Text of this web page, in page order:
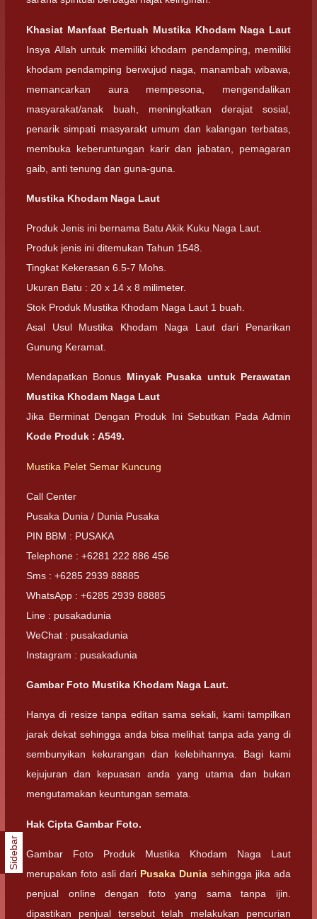
Khasiat Manfaat Bertuah Mustika Khodam Naga Laut
Insya Allah untuk memiliki khodam pendamping, memiliki
khodam pendamping berwujud naga, manambah wibawa,
memancarkan aura mempesona, mengendalikan
masyarakat/anak buah, meningkatkan derajat sosial,
penarik simpati masyarakt umum dan kalangan terbatas,
membuka keberuntungan karir dan jabatan, pemagaran
gaib, anti tenung dan guna-guna.
Mustika Khodam Naga Laut
Produk Jenis ini bernama Batu Akik Kuku Naga Laut.
Produk jenis ini ditemukan Tahun 1548.
Tingkat Kekerasan 6.5-7 Mohs.
Ukuran Batu : 20 x 14 x 8 milimeter.
Stok Produk Mustika Khodam Naga Laut 1 buah.
Asal Usul Mustika Khodam Naga Laut dari Penarikan
Gunung Keramat.
Mendapatkan Bonus Minyak Pusaka untuk Perawatan
Mustika Khodam Naga Laut
Jika Berminat Dengan Produk Ini Sebutkan Pada Admin
Kode Produk : A549.
Mustika Pelet Semar Kuncung
Call Center
Pusaka Dunia / Dunia Pusaka
PIN BBM : PUSAKA
Telephone : +6281 222 886 456
Sms : +6285 2939 88885
WhatsApp : +6285 2939 88885
Line : pusakadunia
WeChat : pusakadunia
Instagram : pusakadunia
Gambar Foto Mustika Khodam Naga Laut.
Hanya di resize tanpa editan sama sekali, kami tampilkan
jarak dekat sehingga anda bisa melihat tanpa ada yang di
sembunyikan kekurangan dan kelebihannya. Bagi kami
kejujuran dan kepuasan anda yang utama dan bukan
mengutamakan keuntungan semata.
Hak Cipta Gambar Foto.
Gambar Foto Produk Mustika Khodam Naga Laut
merupakan foto asli dari Pusaka Dunia sehingga jika ada
penjual online dengan foto yang sama tanpa ijin.
dipastikan penjual tersebut telah melakukan pencurian
Sidebar